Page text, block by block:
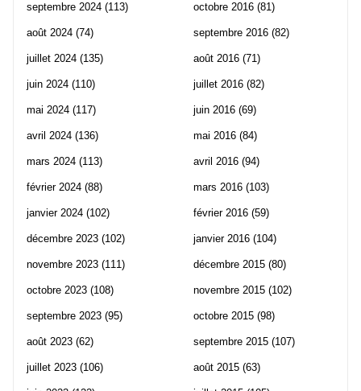
septembre 2024 (113)
août 2024 (74)
juillet 2024 (135)
juin 2024 (110)
mai 2024 (117)
avril 2024 (136)
mars 2024 (113)
février 2024 (88)
janvier 2024 (102)
décembre 2023 (102)
novembre 2023 (111)
octobre 2023 (108)
septembre 2023 (95)
août 2023 (62)
juillet 2023 (106)
octobre 2016 (81)
septembre 2016 (82)
août 2016 (71)
juillet 2016 (82)
juin 2016 (69)
mai 2016 (84)
avril 2016 (94)
mars 2016 (103)
février 2016 (59)
janvier 2016 (104)
décembre 2015 (80)
novembre 2015 (102)
octobre 2015 (98)
septembre 2015 (107)
août 2015 (63)